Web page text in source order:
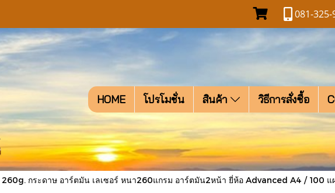
081-325-
HOME โปรโมชั่น สินค้า วิธีการสั่งซื้อ
260g. กระดาษ อาร์ตมัน เลเซอร์ หนา260แกรม อาร์ตมัน2หน้า ยี่ห้อ Advanced A4 / 100 แ